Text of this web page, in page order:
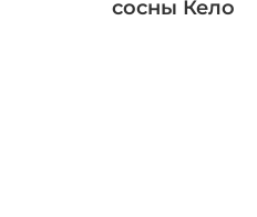
сосны Кело